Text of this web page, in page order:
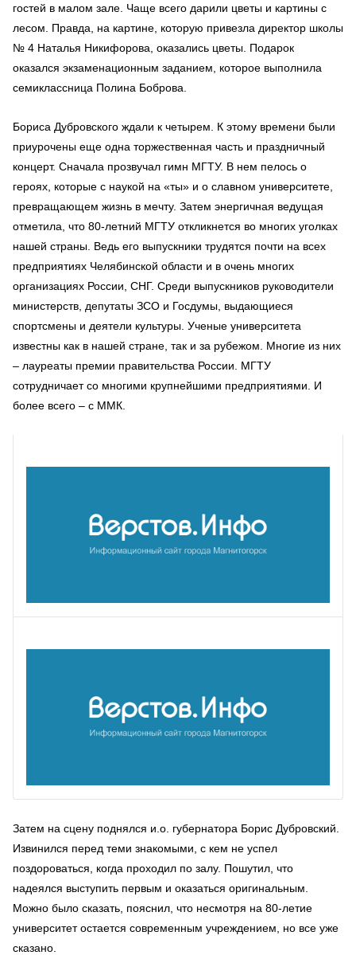
гостей в малом зале. Чаще всего дарили цветы и картины с
лесом. Правда, на картине, которую привезла директор школы
№ 4 Наталья Никифорова, оказались цветы. Подарок
оказался экзаменационным заданием, которое выполнила
семиклассница Полина Боброва.
Бориса Дубровского ждали к четырем. К этому времени были
приурочены еще одна торжественная часть и праздничный
концерт. Сначала прозвучал гимн МГТУ. В нем пелось о
героях, которые с наукой на «ты» и о славном университете,
превращающем жизнь в мечту. Затем энергичная ведущая
отметила, что 80-летний МГТУ откликнется во многих уголках
нашей страны. Ведь его выпускники трудятся почти на всех
предприятиях Челябинской области и в очень многих
организациях России, СНГ. Среди выпускников руководители
министерств, депутаты ЗСО и Госдумы, выдающиеся
спортсмены и деятели культуры. Ученые университета
известны как в нашей стране, так и за рубежом. Многие из них
– лауреаты премии правительства России. МГТУ
сотрудничает со многими крупнейшими предприятиями. И
более всего – с ММК.
Затем на сцену поднялся и.о. губернатора Борис Дубровский.
Извинился перед теми знакомыми, с кем не успел
поздороваться, когда проходил по залу. Пошутил, что
надеялся выступить первым и оказаться оригинальным.
Можно было сказать, пояснил, что несмотря на 80-летие
университет остается современным учреждением, но все уже
сказано.